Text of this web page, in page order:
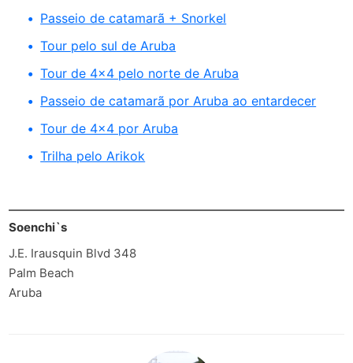
Passeio de catamarã + Snorkel
Tour pelo sul de Aruba
Tour de 4x4 pelo norte de Aruba
Passeio de catamarã por Aruba ao entardecer
Tour de 4x4 por Aruba
Trilha pelo Arikok
Soenchi`s
J.E. Irausquin Blvd 348
Palm Beach
Aruba